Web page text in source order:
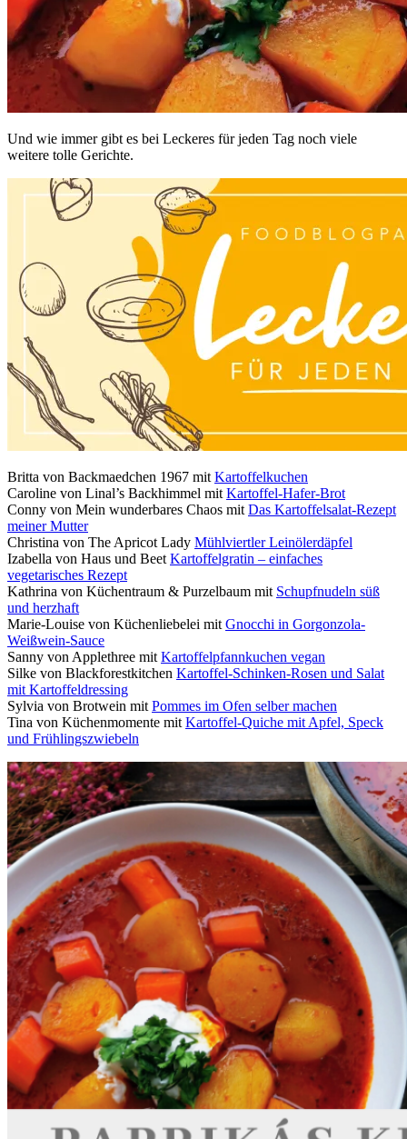
Und wie immer gibt es bei Leckeres für jeden Tag noch viele
weitere tolle Gerichte.
Britta von Backmaedchen 1967 mit Kartoffelkuchen
Caroline von Linal’s Backhimmel mit Kartoffel-Hafer-Brot
Conny von Mein wunderbares Chaos mit Das Kartoffelsalat-Rezept
meiner Mutter
Christina von The Apricot Lady Mühlviertler Leinölerdäpfel
Izabella von Haus und Beet Kartoffelgratin – einfaches
vegetarisches Rezept
Kathrina von Küchentraum & Purzelbaum mit Schupfnudeln süß
und herzhaft
Marie-Louise von Küchenliebelei mit Gnocchi in Gorgonzola-
Weißwein-Sauce
Sanny von Applethree mit Kartoffelpfannkuchen vegan
Silke von Blackforestkitchen Kartoffel-Schinken-Rosen und Salat
mit Kartoffeldressing
Sylvia von Brotwein mit Pommes im Ofen selber machen
Tina von Küchenmomente mit Kartoffel-Quiche mit Apfel, Speck
und Frühlingszwiebeln